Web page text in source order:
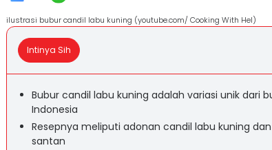
ilustrasi bubur candil labu kuning (youtube.com/ Cooking With Hel)
Intinya Sih
Bubur candil labu kuning adalah variasi unik dari
Indonesia
Resepnya meliputi adonan candil labu kuning
santan